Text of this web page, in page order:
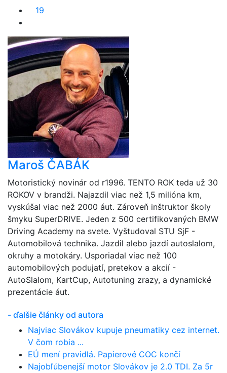
19
Maroš ČABÁK
Motoristický novinár od r1996. TENTO ROK teda už 30
ROKOV v brandži. Najazdil viac než 1,5 milióna km,
vyskúšal viac než 2000 áut. Zároveň inštruktor školy
šmyku SuperDRIVE. Jeden z 500 certifikovaných BMW
Driving Academy na svete. Vyštudoval STU SjF -
Automobilová technika. Jazdil alebo jazdí autoslalom,
okruhy a motokáry. Usporiadal viac než 100
automobilových podujatí, pretekov a akcií -
AutoSlalom, KartCup, Autotuning zrazy, a dynamické
prezentácie áut.
- ďalšie články od autora
Najviac Slovákov kupuje pneumatiky cez internet.
V čom robia ...
EÚ mení pravidlá. Papierové COC končí
Najobľúbenejší motor Slovákov je 2.0 TDI. Za 5r